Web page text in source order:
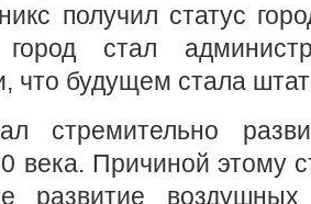
получил статус
стал
что будущем стала
стремительно
века. Причиной этому
развитие